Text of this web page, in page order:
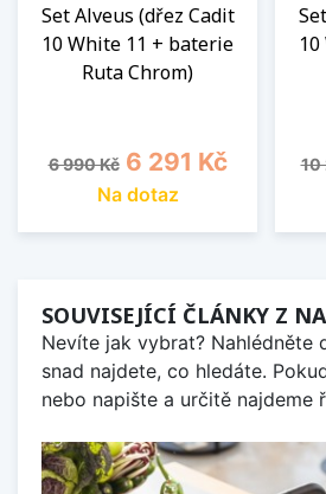
Set Alveus (dřez Cadit
10 White 11 + baterie
Ruta Chrom)
Běžná cena
6 990 Kč Cena
6 291 Kč
Na dotaz
10
SOUVISEJÍCÍ ČLÁNKY Z
Nevíte jak vybrat? Nahlédněte
snad najdete, co hledáte.
nebo napište a určitě najdeme